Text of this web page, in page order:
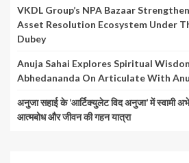
VKDL Group’s NPA Bazaar
Asset Resolution Ecosystem Under
Dubey
Anuja Sahai Explores Spiritual
Abhedananda On Articulate With
अनुजा सहाई के ‘आर्टिक्युलेट विद अनुजा’ में स्वामी
आत्मबोध और जीवन की गहन यात्रा